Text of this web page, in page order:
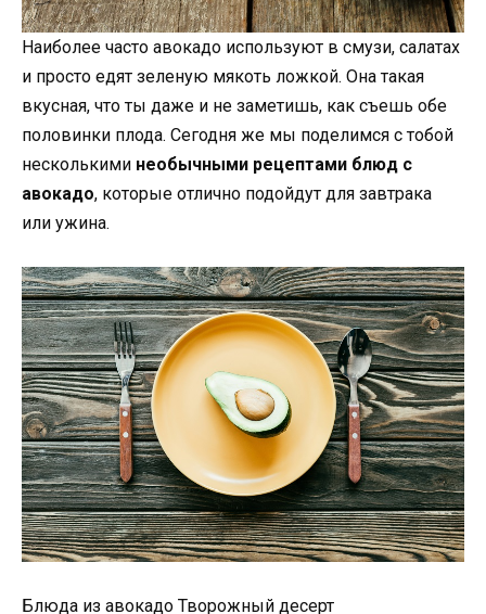
Наиболее часто авокадо используют в смузи, салатах
и просто едят зеленую мякоть ложкой. Она такая
вкусная, что ты даже и не заметишь, как съешь обе
половинки плода. Сегодня же мы поделимся с тобой
несколькими необычными рецептами блюд с
авокадо, которые отлично подойдут для завтрака
или ужина.
Блюда из авокадо Творожный десерт